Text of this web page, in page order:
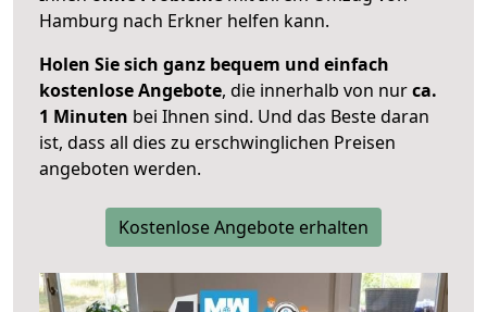
Hamburg nach Erkner helfen kann.
Holen Sie sich ganz bequem und einfach
kostenlose Angebote, die innerhalb von nurca.
1 Minuten bei Ihnen sind. Und das Beste daran
ist, dass all dies zu erschwinglichen Preisen
angeboten werden.
Kostenlose Angebote erhalten